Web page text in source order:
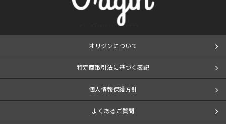
オリジンについて
特定商取引法に基づく表記
個人情報保護方針
よくあるご質問